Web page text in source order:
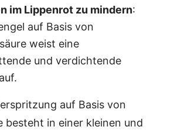
im Lippenrot zu mindern:
auf Basis von
weist eine
und verdichtende
auf Basis von
besteht in einer kleinen und